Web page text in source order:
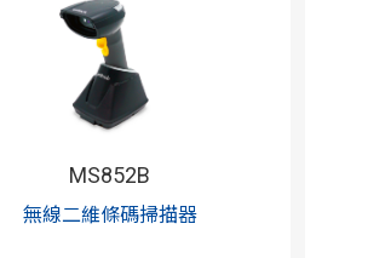
MS852B
無線二維條碼掃描器